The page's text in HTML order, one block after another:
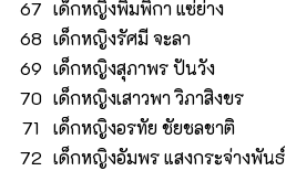
67 เด็กหญิงพิมพิกา แซ่ย่าง
68 เด็กหญิงรัศมี จะลา
69 เด็กหญิงสุภาพร ปันวัง
70 เด็กหญิงเสาวพา วิภาสิงขร
71
เด็กหญิงอรทัย ชัยชลชาติ
72 เด็กหญิงอัมพร แสงกระจ่างพันธ์